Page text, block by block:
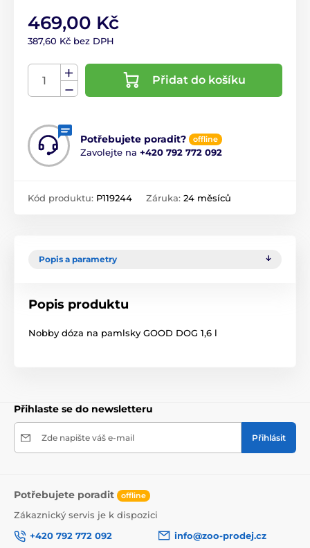
469,00 Kč
387,60 Kč bez DPH
Přidat do košíku
Potřebujete poradit? offline
Zavolejte na +420 792 772 092
Kód produktu: P119244 Záruka: 24 měsíců
Popis a parametry
Popis produktu
Nobby dóza na pamlsky GOOD DOG 1,6 l
Přihlaste se do newsletteru
Zde napište váš e-mail Přihlásit
Potřebujete poradit offline
Zákaznický servis je k dispozici
+420 792 772 092
info@zoo-prodej.cz